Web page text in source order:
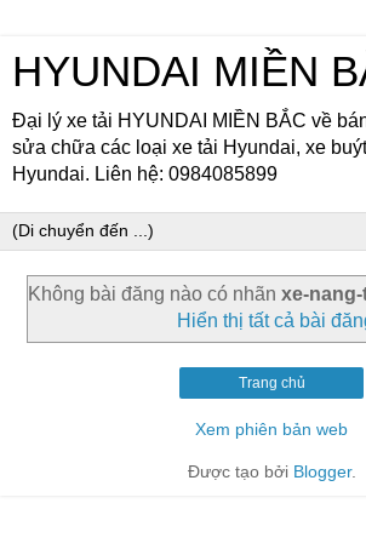
HYUNDAI MIỀN
Đại lý xe tải HYUNDAI MIỀN BẮC về
sửa chữa các loại xe tải Hyundai, xe
Hyundai. Liên hệ: 0984085899
Không bài đăng nào có nhãn xe-
Hiển thị tất cả bài
Trang chủ
Xem phiên bản web
Được tạo bởi Blogger.